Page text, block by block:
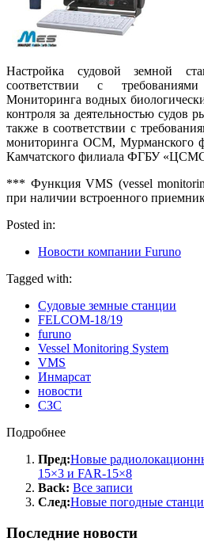
Настройка судовой земной
соответствии с
Мониторинга водных
контроля за деятельностью судов
также в соответствии с
мониторинга ОСМ,
Камчатского филиала ФГБУ
*** Функция VMS (vessel
при наличии встроенного
Posted in:
Новости компании Furuno
Tagged with:
Cудовые земные станции
FELCOM-18/19
furuno
Vessel Monitoring System
VMS
Инмарсат
новости
СЗС
Подробнее
Пред:Новые
15×3 и FAR-15×8
Back: Все записи
След:Новые погодные
Последние новости